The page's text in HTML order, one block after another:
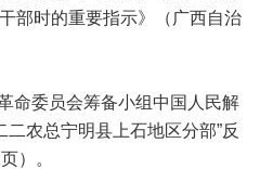
部时的重要指示》（广西自治
命委员会筹备小组中国人民解
二农总宁明县上石地区分部”反
）。